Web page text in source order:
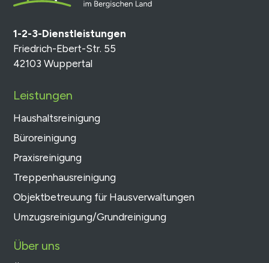
1-2-3-Dienstleistungen
Friedrich-Ebert-Str. 55
42103 Wuppertal
Leistungen
Haushaltsreinigung
Büroreinigung
Praxisreinigung
Treppenhausreinigung
Objektbetreuung für Hausverwaltungen
Umzugsreinigung/Grundreinigung
Über uns